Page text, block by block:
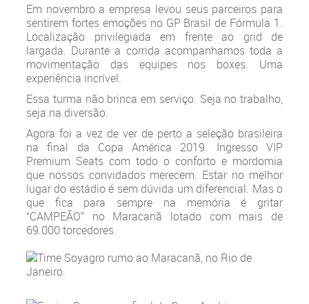
Em novembro a empresa levou seus parceiros para
sentirem fortes emoções no GP Brasil de Fórmula 1.
Localização privilegiada em frente ao grid de
largada. Durante a corrida acompanhamos toda a
movimentação das equipes nos boxes. Uma
experiência incrível.
Essa turma não brinca em serviço. Seja no trabalho,
seja na diversão.
Agora foi a vez de ver de perto a seleção brasileira
na final da Copa América 2019. Ingresso VIP
Premium Seats com todo o conforto e mordomia
que nossos convidados merecem. Estar no melhor
lugar do estádio é sem dúvida um diferencial. Mas o
que fica para sempre na memória é gritar
“CAMPEÃO” no Maracanã lotado com mais de
69.000 torcedores.